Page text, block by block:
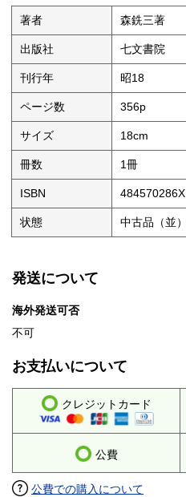
著者 森銑三著
出版社 七文書院
刊行年 昭18
ページ数 356p
サイズ 18cm
冊数 1冊
ISBN 484570286X
状態 中古品（並）
発送について
海外発送可否
不可
お支払いについて
クレジットカード
公費
公費での購入について